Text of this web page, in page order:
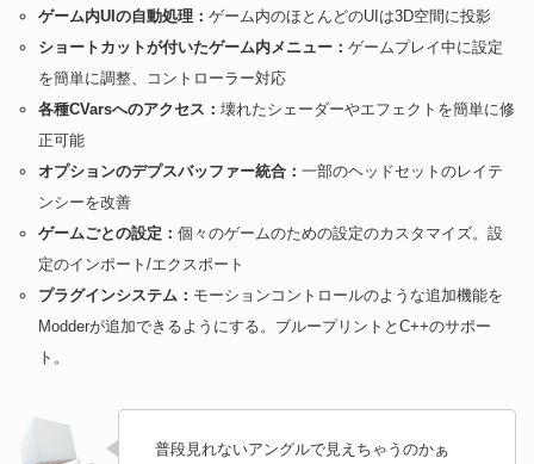
ゲーム内UIの自動処理： ゲーム内のほとんどのUIは3D空間に投影
ショートカットが付いたゲーム内メニュー： ゲームプレイ中に設定
を簡単に調整、コントローラー対応
各種CVarsへのアクセス： 壊れたシェーダーやエフェクトを簡単に修
正可能
オプションのデプスバッファー統合： 一部のヘッドセットのレイテ
ンシーを改善
ゲームごとの設定： 個々のゲームのための設定のカスタマイズ。設
定のインポート/エクスポート
プラグインシステム： モーションコントロールのような追加機能を
Modderが追加できるようにする。ブループリントとC++のサポー
ト。
普段見れないアングルで見えちゃうのかぁ